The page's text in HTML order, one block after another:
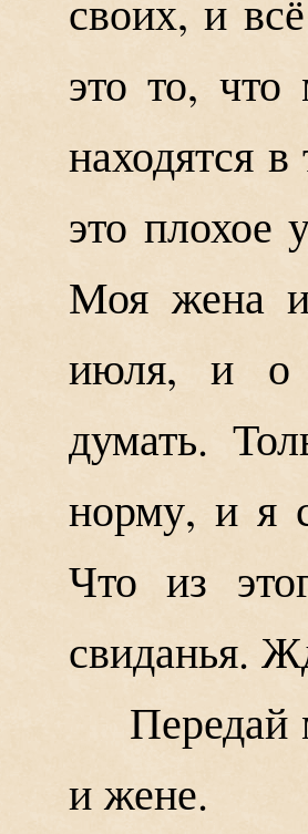
своих, и
это то,
находятся
это плохое
Моя жена
июля, и о
думать.
норму, и я
Что из
свиданья.
Передай
и жене.